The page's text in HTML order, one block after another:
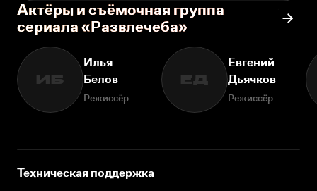
Актёры и съёмочная группа
сериала «Развлечеба»
ИБ
Илья
Белов
Режиссёр
ЕД
Евгений
Дьячков
Режиссёр
Техническая поддержка